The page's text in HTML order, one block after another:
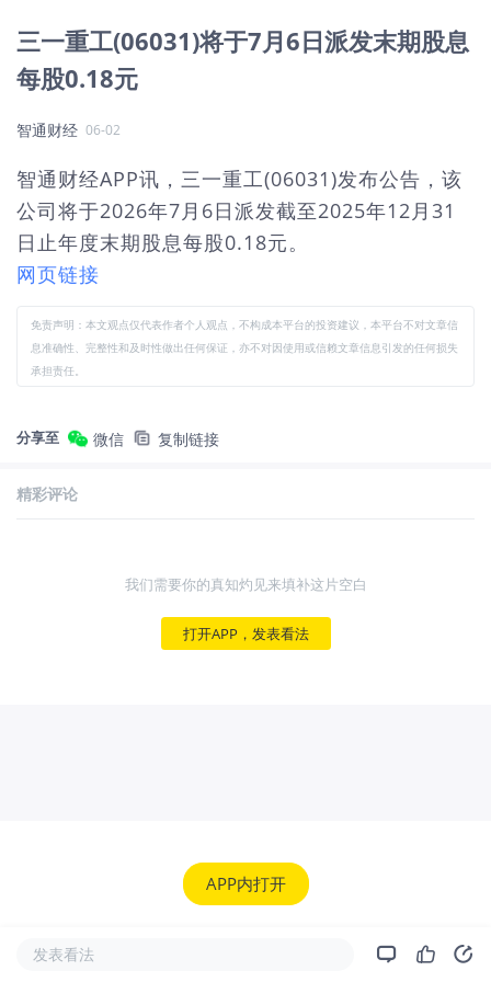
三一重工(06031)将于7月6日派发末期股息
每股0.18元
智通财经 06-02
智通财经APP讯，三一重工(06031)发布公告，该
公司将于2026年7月6日派发截至2025年12月31
日止年度末期股息每股0.18元。
网页链接
免责声明：本文观点仅代表作者个人观点，不构成本平台的投资建议，本平台不对文章信
息准确性、完整性和及时性做出任何保证，亦不对因使用或信赖文章信息引发的任何损失
承担责任。
分享至 微信 复制链接
精彩评论
我们需要你的真知灼见来填补这片空白
打开APP，发表看法
APP内打开
发表看法